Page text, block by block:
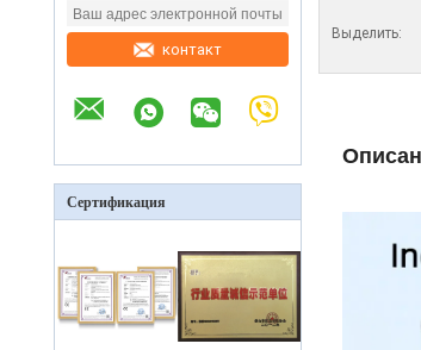
контакт
Сертификация
Выделить: